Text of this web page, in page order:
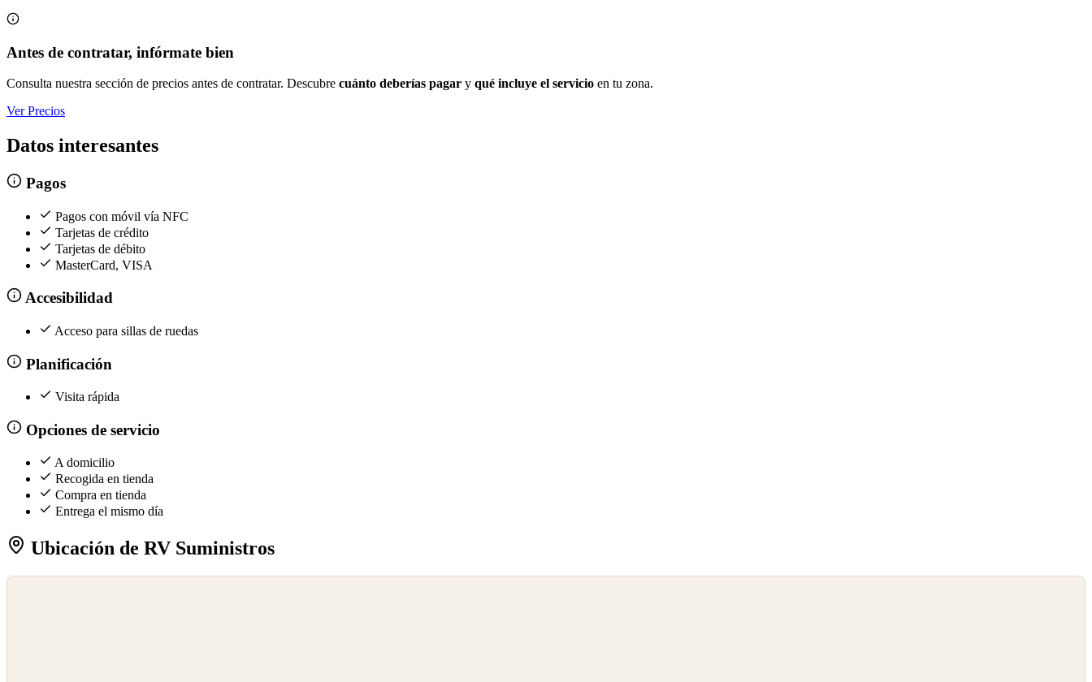
Antes de contratar, infórmate bien
Consulta nuestra sección de precios antes de contratar. Descubre cuánto deberías pagar y qué incluye el servicio en tu zona.
Ver Precios
Datos interesantes
Pagos
Pagos con móvil vía NFC
Tarjetas de crédito
Tarjetas de débito
MasterCard, VISA
Accesibilidad
Acceso para sillas de ruedas
Planificación
Visita rápida
Opciones de servicio
A domicilio
Recogida en tienda
Compra en tienda
Entrega el mismo día
Ubicación de RV Suministros